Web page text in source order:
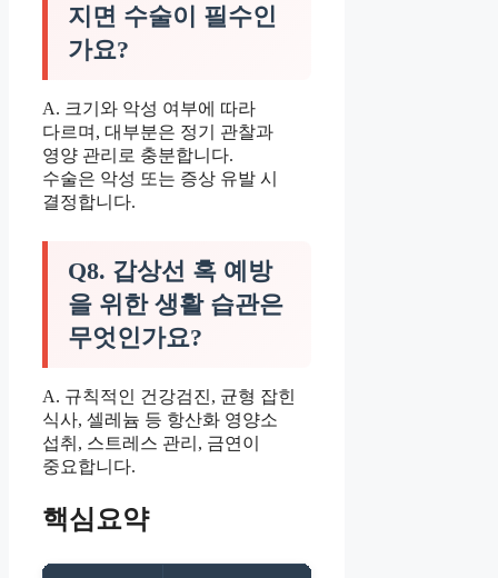
지면 수술이 필수인
가요?
A. 크기와 악성 여부에 따라
다르며, 대부분은 정기 관찰과
영양 관리로 충분합니다.
수술은 악성 또는 증상 유발 시
결정합니다.
Q8. 갑상선 혹 예방
을 위한 생활 습관은
무엇인가요?
A. 규칙적인 건강검진, 균형 잡힌
식사, 셀레늄 등 항산화 영양소
섭취, 스트레스 관리, 금연이
중요합니다.
핵심요약